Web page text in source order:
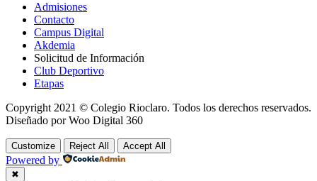
Admisiones
Contacto
Campus Digital
Akdemia
Solicitud de Información
Club Deportivo
Etapas
Copyright 2021 © Colegio Rioclaro. Todos los derechos reservados.
Diseñado por Woo Digital 360
Customize Reject All Accept All
Powered by
✖